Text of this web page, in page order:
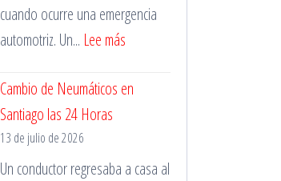
cuando ocurre una emergencia
automotriz. Un... Lee más
de
la
Cambio de Neumáticos en
Santiago las 24 Horas
13 de julio de 2026
Un conductor regresaba a casa al